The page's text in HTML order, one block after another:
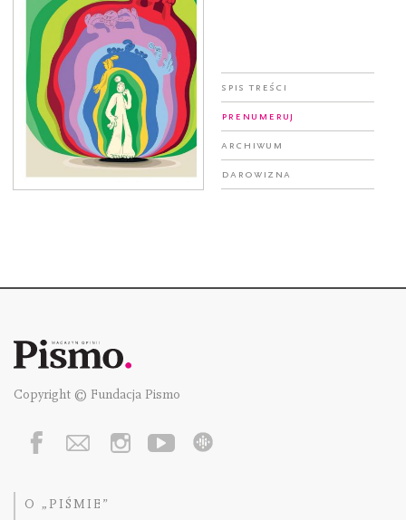
Spis treści
Prenumeruj
Archiwum
Darowizna
Copyright © Fundacja Pismo
O „PIŚMIE”